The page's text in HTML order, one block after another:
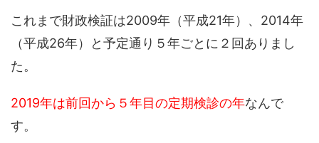
これまで財政検証は2009年（平成21年）、2014年
（平成26年）と予定通り５年ごとに２回ありまし
た。
2019年は前回から５年目の定期検診の年なんで
す。